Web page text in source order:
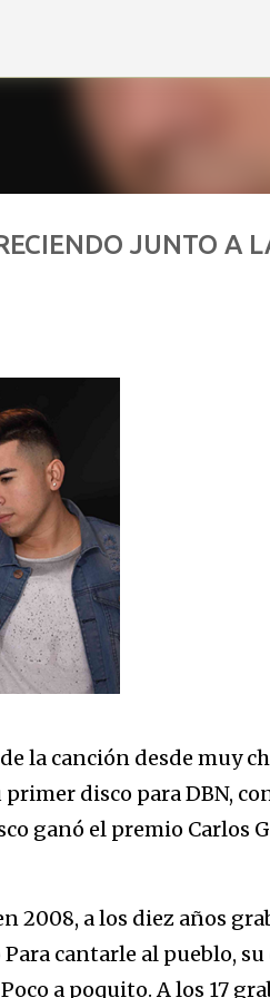
JUNTO A
la canción desde muy
disco para DBN,
ganó el premio Carlos
2008, a los diez años
cantarle al pueblo,
a poquito. A los 17